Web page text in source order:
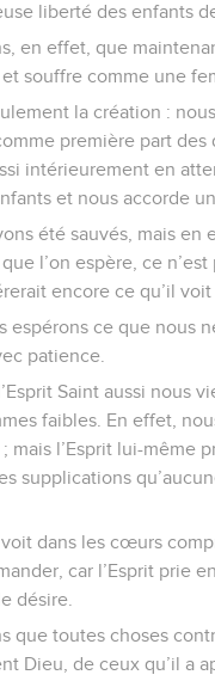
liberté des enfants
en effet, que
souffre comme une
la création :
première part
intérieurement en
et nous accorde
été sauvés, mais en
l’on espère, ce
encore ce qu’il voit
espérons ce que nous
patience.
Saint aussi nous
faibles. En effet,
mais l’Esprit lui-même
supplications
dans les cœurs
car l’Esprit prie
désire.
que toutes choses
Dieu, de ceux qu’il a